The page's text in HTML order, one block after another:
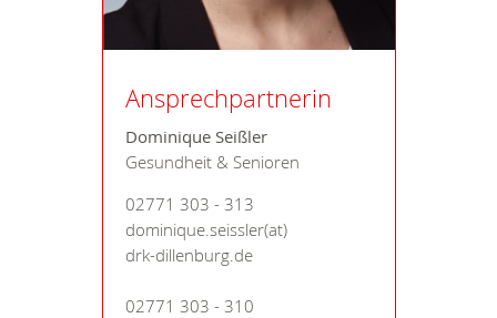
Ansprechpartnerin
Dominique Seißler
Gesundheit & Senioren
02771 303 - 313
dominique.seissler(at)
drk-dillenburg.de
02771 303 - 310